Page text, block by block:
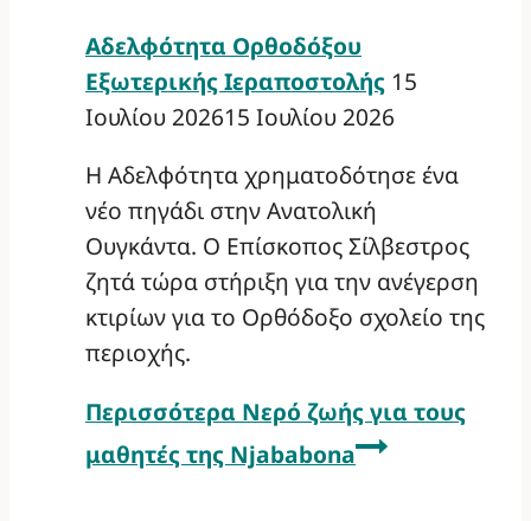
Αδελφότητα Ορθοδόξου
Εξωτερικής Ιεραποστολής 15
Ιουλίου 202615 Ιουλίου 2026
Η Αδελφότητα χρηματοδότησε ένα
νέο πηγάδι στην Ανατολική
Ουγκάντα. Ο Επίσκοπος Σίλβεστρος
ζητά τώρα στήριξη για την ανέγερση
κτιρίων για το Ορθόδοξο σχολείο της
περιοχής.
Περισσότερα Νερό ζωής για τους
μαθητές της Njababona